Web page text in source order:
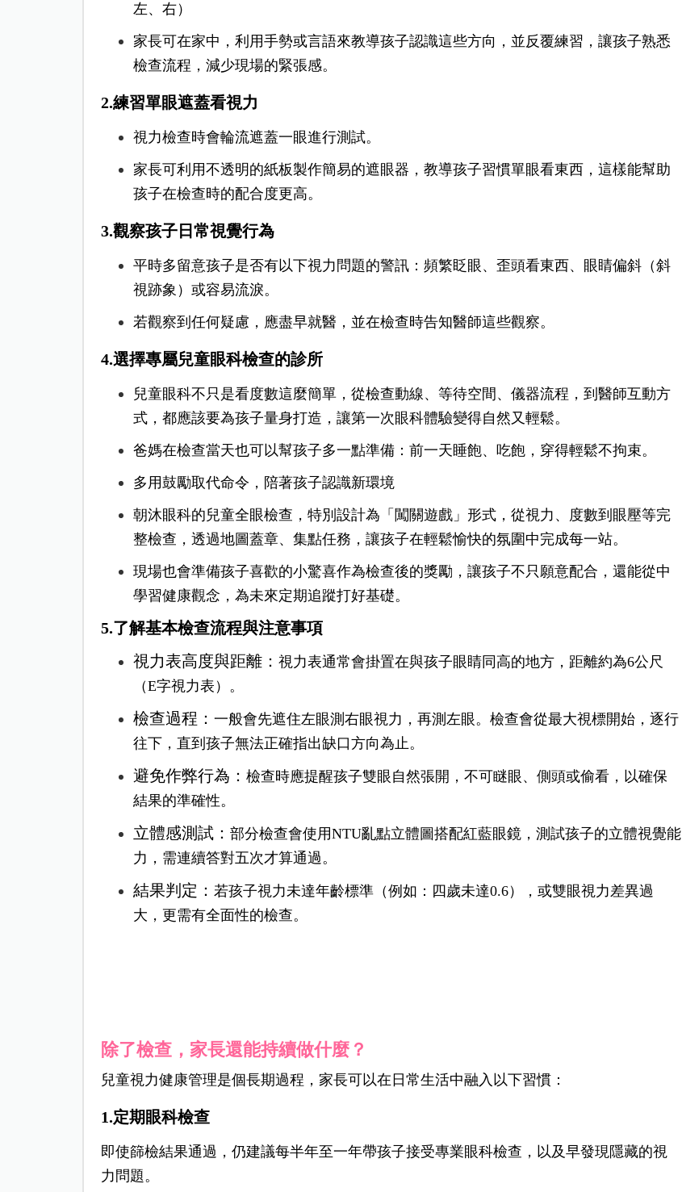
左、右）
家長可在家中，利用手勢或言語來教導孩子認識這些方向，並反覆練習，讓孩子熟悉
檢查流程，減少現場的緊張感。
2.練習單眼遮蓋看視力
視力檢查時會輪流遮蓋一眼進行測試。
家長可利用不透明的紙板製作簡易的遮眼器，教導孩子習慣單眼看東西，這樣能幫助
孩子在檢查時的配合度更高。
3.觀察孩子日常視覺行為
平時多留意孩子是否有以下視力問題的警訊：頻繁眨眼、歪頭看東西、眼睛偏斜（斜
視跡象）或容易流淚。
若觀察到任何疑慮，應盡早就醫，並在檢查時告知醫師這些觀察。
4.選擇專屬兒童眼科檢查的診所
兒童眼科不只是看度數這麼簡單，從檢查動線、等待空間、儀器流程，到醫師互動方
式，都應該要為孩子量身打造，讓第一次眼科體驗變得自然又輕鬆。
爸媽在檢查當天也可以幫孩子多一點準備：前一天睡飽、吃飽，穿得輕鬆不拘束。
多用鼓勵取代命令，陪著孩子認識新環境
朝沐眼科的兒童全眼檢查，特別設計為「闖關遊戲」形式，從視力、度數到眼壓等完
整檢查，透過地圖蓋章、集點任務，讓孩子在輕鬆愉快的氛圍中完成每一站。
現場也會準備孩子喜歡的小驚喜作為檢查後的獎勵，讓孩子不只願意配合，還能從中
學習健康觀念，為未來定期追蹤打好基礎。
5.了解基本檢查流程與注意事項
視力表高度與距離： 視力表通常會掛置在與孩子眼睛同高的地方，距離約為6公尺
（E字視力表）。
檢查過程： 一般會先遮住左眼測右眼視力，再測左眼。檢查會從最大視標開始，逐行
往下，直到孩子無法正確指出缺口方向為止。
避免作弊行為： 檢查時應提醒孩子雙眼自然張開，不可瞇眼、側頭或偷看，以確保
結果的準確性。
立體感測試： 部分檢查會使用NTU亂點立體圖搭配紅藍眼鏡，測試孩子的立體視覺能
力，需連續答對五次才算通過。
結果判定： 若孩子視力未達年齡標準（例如：四歲未達0.6），或雙眼視力差異過
大，更需有全面性的檢查。
除了檢查，家長還能持續做什麼？
兒童視力健康管理是個長期過程，家長可以在日常生活中融入以下習慣：
1.定期眼科檢查
即使篩檢結果通過，仍建議每半年至一年帶孩子接受專業眼科檢查，以及早發現隱藏的視
力問題。